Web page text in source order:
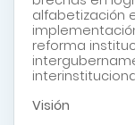
alfabetización
reforma
Visión